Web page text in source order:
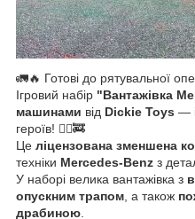
🚛🔥 Готові до рятувальної
Ігровий набір "Вантажівка
машинами від Dickie Toys —
героїв! 👷‍♂️🚒
Це ліцензована зменшена
техніки Mercedes-Benz з
У наборі велика вантажівка з
опускним трапом, а також
драбиною.